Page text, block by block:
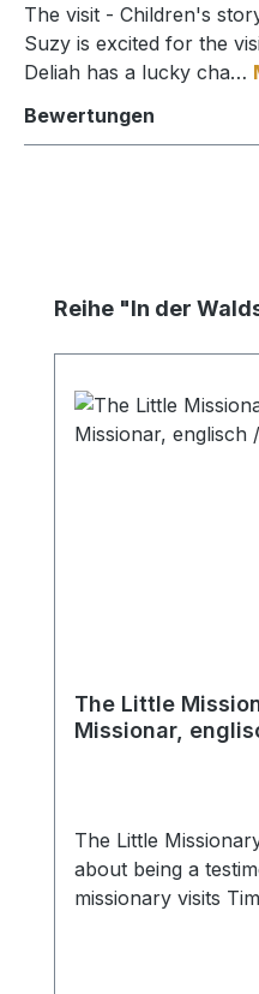
The visit - Children's
Suzy is excited for the
Deliah has a lucky cha…
Bewertungen
Produktgalerie
Reihe "In der
The Little
Missionar,
The Little
about being a
missionary visits